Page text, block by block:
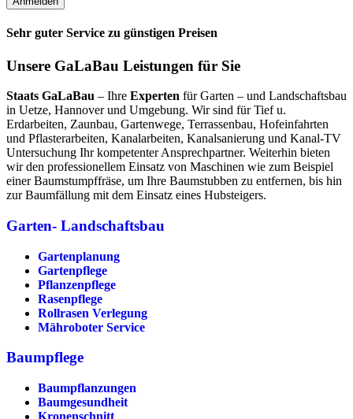
Sehr guter Service zu günstigen Preisen
Unsere GaLaBau Leistungen für Sie
Staats GaLaBau – Ihre Experten für Garten – und Landschaftsbau
in Uetze, Hannover und Umgebung. Wir sind für Tief u.
Erdarbeiten, Zaunbau, Gartenwege, Terrassenbau, Hofeinfahrten
und Pflasterarbeiten, Kanalarbeiten, Kanalsanierung und Kanal-TV
Untersuchung Ihr kompetenter Ansprechpartner. Weiterhin bieten
wir den professionellem Einsatz von Maschinen wie zum Beispiel
einer Baumstumpffräse, um Ihre Baumstubben zu entfernen, bis hin
zur Baumfällung mit dem Einsatz eines Hubsteigers.
Garten- Landschaftsbau
Gartenplanung
Gartenpflege
Pflanzenpflege
Rasenpflege
Rollrasen Verlegung
Mähroboter Service
Baumpflege
Baumpflanzungen
Baumgesundheit